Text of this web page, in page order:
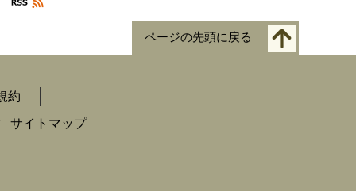
ページの先頭に戻る
約
サイトマップ